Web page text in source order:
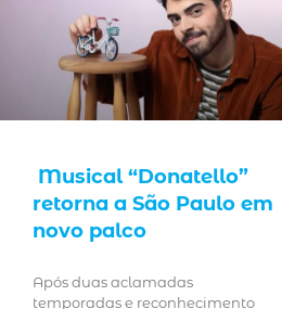
Musical “Donatello”
retorna a São Paulo em
novo palco
Após duas aclamadas
temporadas e reconhecimento